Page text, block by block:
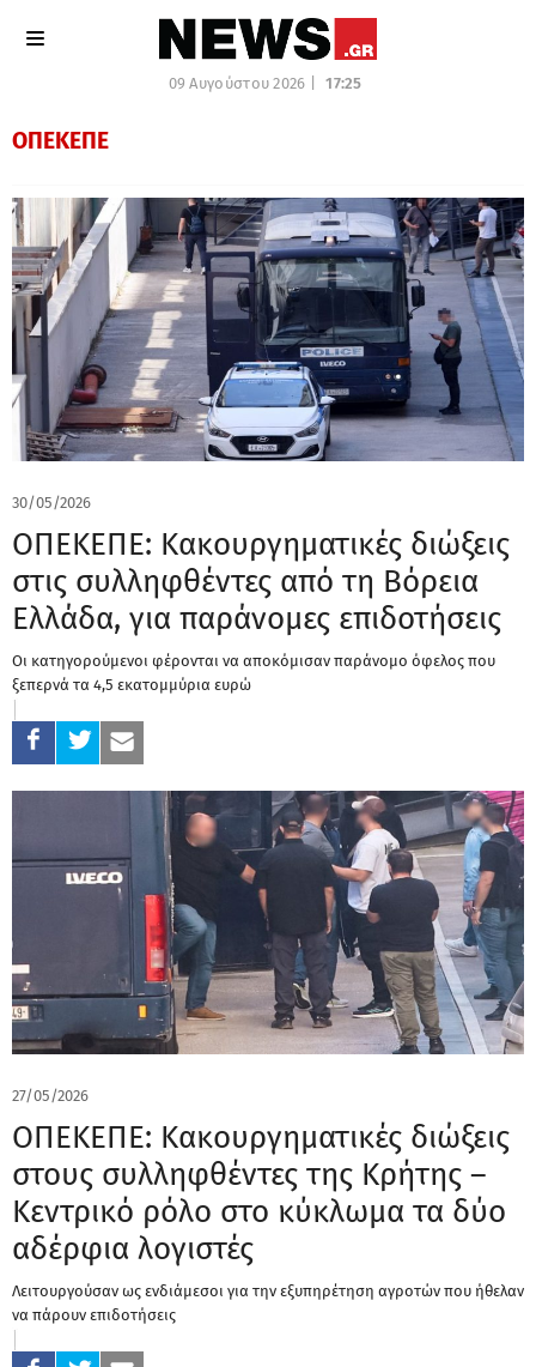
09 Αυγούστου 2026 | 17:25
ΟΠΕΚΕΠΕ
30/05/2026
ΟΠΕΚΕΠΕ: Κακουργηματικές διώξεις
στις συλληφθέντες από τη Βόρεια
Ελλάδα, για παράνομες επιδοτήσεις
Οι κατηγορούμενοι φέρονται να αποκόμισαν παράνομο όφελος που
ξεπερνά τα 4,5 εκατομμύρια ευρώ
27/05/2026
ΟΠΕΚΕΠΕ: Κακουργηματικές διώξεις
στους συλληφθέντες της Κρήτης –
Κεντρικό ρόλο στο κύκλωμα τα δύο
αδέρφια λογιστές
Λειτουργούσαν ως ενδιάμεσοι για την εξυπηρέτηση αγροτών που ήθελαν
να πάρουν επιδοτήσεις